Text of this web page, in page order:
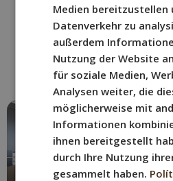
WEITERE
Wählen Sie das
Zimmer im
das am besten
Medien bereitzustellen
Datenverkehr zu
außerdem
Nutzung der Website
für soziale Medien,
Analysen weiter, die
möglicherweise mit
Informationen
ihnen bereitgestellt
durch Ihre Nutzung
gesammelt haben.